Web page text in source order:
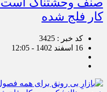
صنف وحشتناک
کار فلج شده
کد خبر : 3425
16 اسفند 1402 - 12:05